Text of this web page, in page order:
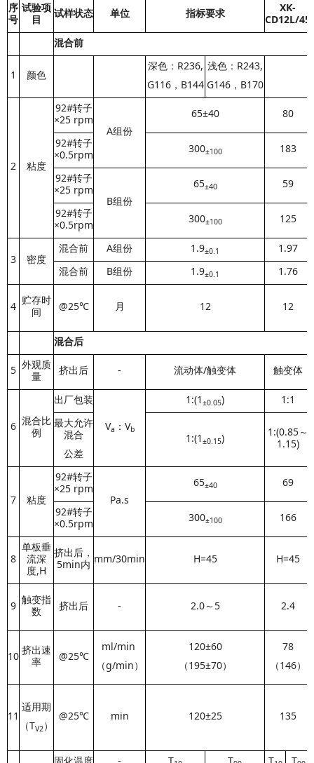
序
号
试验项
目
试样状态 单位 指标要求
XK-
CD12L/45
混合前
1 颜色
深色：R236,
G116，B144
浅色：R243,
G146，B170
2 粘度
92#转子
×25 rpm
A组份
65±40 80
92#转子
×0.5rpm
300±100 183
92#转子
×25 rpm
B组份
65±40 59
92#转子
×0.5rpm
300±100 125
3 密度
混合前 A组份 1.9±0.1
1.97
混合前
B组份 1.9±0.1 1.76
4 贮存时
间
@25℃ 月 12 12
混合后
5 外观质
量
挤出后 - 流动体/触变体 触变体
6 混合比
例
出厂包装
Va ：Vb
1:(1 ±0.05)
1:1
最大允许
混合
公差
1:(1 ±0. 15)
1:(0.85～
1.15)
7 粘度
92#转子
×25 rpm
Pa.s
65±40 69
92#转子
×0.5rpm 300±100 166
8
单板垂
流深
度,H
挤出后，
5min内 mm/30min H=45 H=45
9 触变指
数
挤出后 - 2.0～5 2.4
10 挤出速
率
@25℃
ml/min
（g/min）
120±60
（195±70）
78
（146）
11
适用期
（TV2 ）
@25℃ min 120±25 135